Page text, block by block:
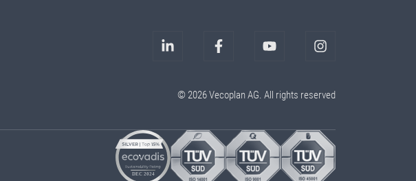
© 2026 Vecoplan AG. All rights reserved